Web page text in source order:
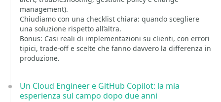
management).
Chiudiamo con una checklist chiara: quando scegliere
una soluzione rispetto all’altra.
Bonus: Casi reali di implementazioni su clienti, con errori
tipici, trade-off e scelte che fanno davvero la differenza in
produzione.
Un Cloud Engineer e GitHub Copilot: la mia
esperienza sul campo dopo due anni